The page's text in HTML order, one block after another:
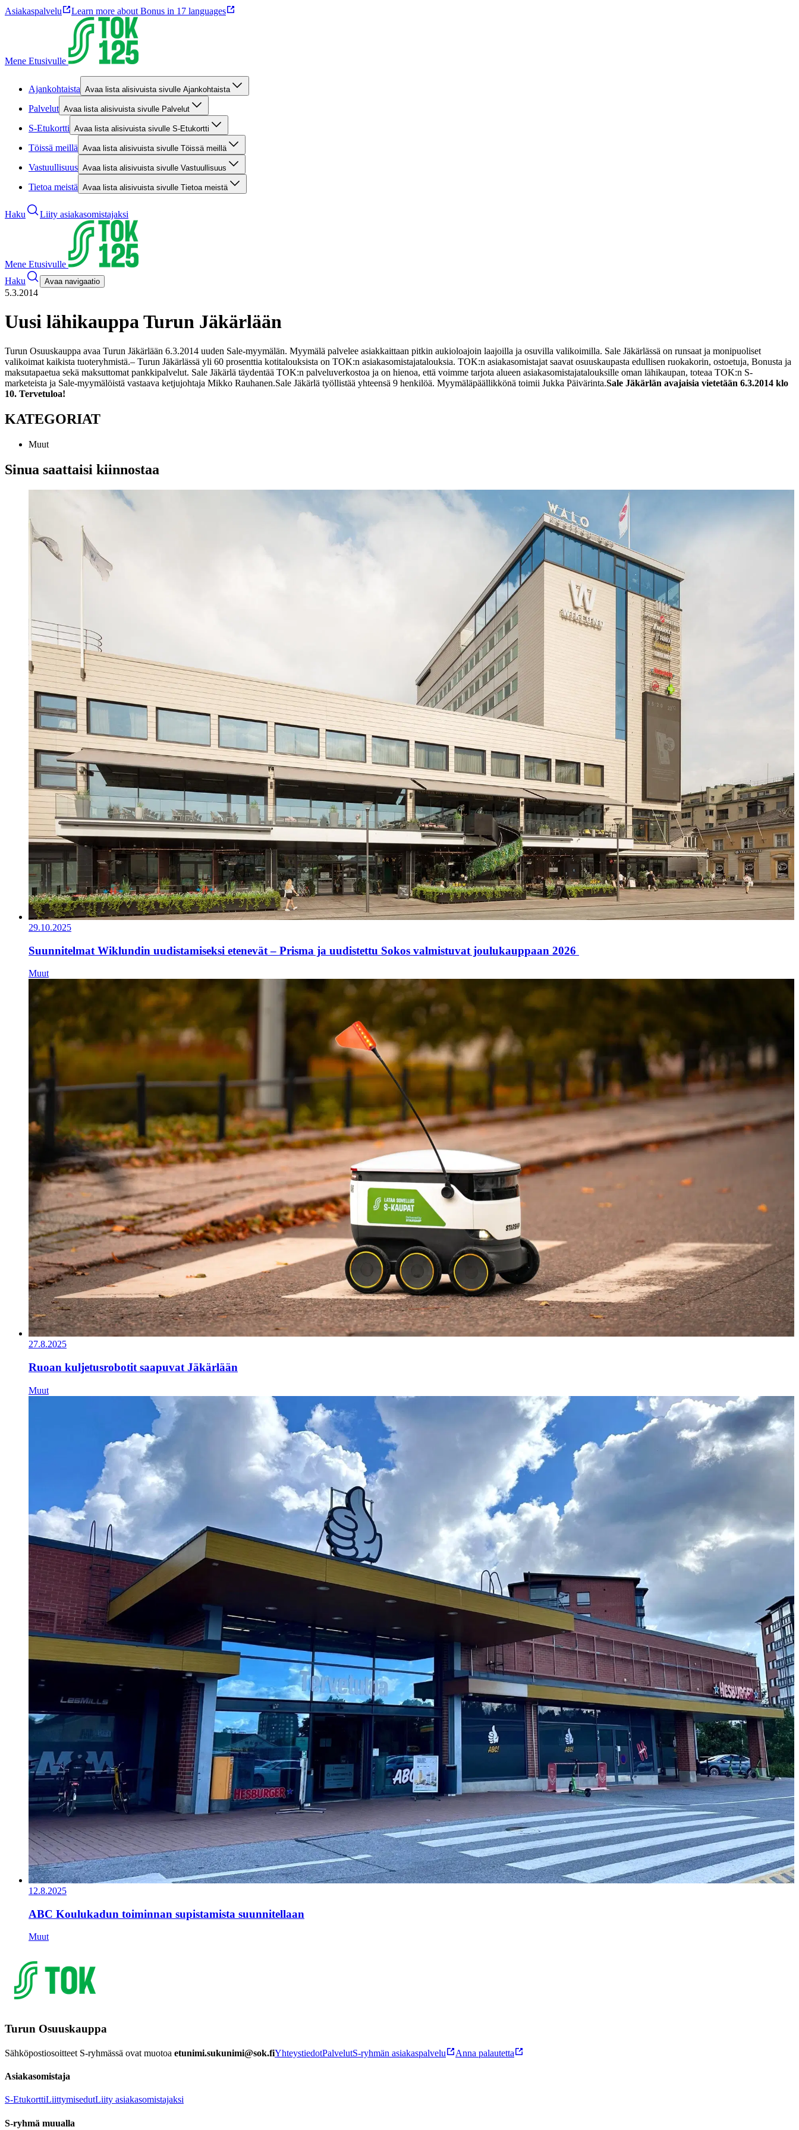
Asiakaspalvelu Learn more about Bonus in 17 languages
Mene Etusivulle
Ajankohtaista Avaa lista alisivuista sivulle Ajankohtaista
Palvelut Avaa lista alisivuista sivulle Palvelut
S-Etukortti Avaa lista alisivuista sivulle S-Etukortti
Töissä meillä Avaa lista alisivuista sivulle Töissä meillä
Vastuullisuus Avaa lista alisivuista sivulle Vastuullisuus
Tietoa meistä Avaa lista alisivuista sivulle Tietoa meistä
Haku Liity asiakasomistajaksi
Mene Etusivulle
Haku
Avaa navigaatio
5.3.2014
Uusi lähikauppa Turun Jäkärlään
Turun Osuuskauppa avaa Turun Jäkärlään 6.3.2014 uuden Sale-myymälän. Myymälä palvelee asiakkaittaan pitkin aukioloajoin laajoilla ja osuvilla valikoimilla. Sale Jäkärlässä on runsaat ja monipuoliset
valikoimat kaikista tuoteryhmistä.– Turun Jäkärlässä yli 60 prosenttia kotitalouksista on TOK:n asiakasomistajatalouksia. TOK:n asiakasomistajat saavat osuuskaupasta edullisen ruokakorin, ostoetuja, Bonusta ja
maksutapaetua sekä maksuttomat pankkipalvelut. Sale Jäkärlä täydentää TOK:n palveluverkostoa ja on hienoa, että voimme tarjota alueen asiakasomistajatalouksille oman lähikaupan, toteaa TOK:n S-
marketeista ja Sale-myymälöistä vastaava ketjujohtaja Mikko Rauhanen.Sale Jäkärlä työllistää yhteensä 9 henkilöä. Myymäläpäällikkönä toimii Jukka Päivärinta.Sale Jäkärlän avajaisia vietetään 6.3.2014 klo
10. Tervetuloa!
KATEGORIAT
Muut
Sinua saattaisi kiinnostaa
29.10.2025
Suunnitelmat Wiklundin uudistamiseksi etenevät – Prisma ja uudistettu Sokos valmistuvat joulukauppaan 2026
Muut
27.8.2025
Ruoan kuljetusrobotit saapuvat Jäkärlään
Muut
12.8.2025
ABC Koulukadun toiminnan supistamista suunnitellaan
Muut
Turun Osuuskauppa
Sähköpostiosoitteet S-ryhmässä ovat muotoa etunimi.sukunimi@sok.fiYhteystiedotPalvelutS-ryhmän asiakaspalvelu Anna palautetta
Asiakasomistaja
S-EtukorttiLiittymisedutLiity asiakasomistajaksi
S-ryhmä muualla